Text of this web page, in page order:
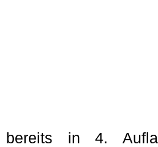
in 4.